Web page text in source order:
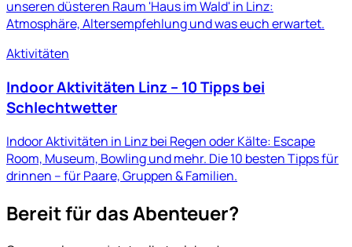
unseren düsteren Raum 'Haus im Wald' in Linz:
Atmosphäre, Altersempfehlung und was euch erwartet.
Aktivitäten
Indoor Aktivitäten Linz – 10 Tipps bei
Schlechtwetter
Indoor Aktivitäten in Linz bei Regen oder Kälte: Escape
Room, Museum, Bowling und mehr. Die 10 besten Tipps für
drinnen – für Paare, Gruppen & Familien.
Bereit für das Abenteuer?